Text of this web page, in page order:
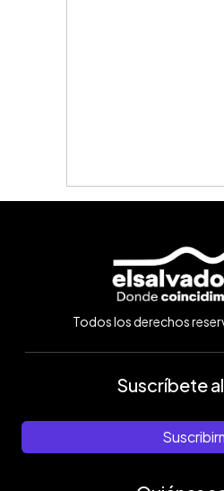
Todos los derechos
Suscríbete